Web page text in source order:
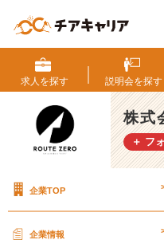
色
交
流！
福
岡
エ
ア
求人を探す 説明会を探す
株式
＋ フ
企業TOP
企業情報